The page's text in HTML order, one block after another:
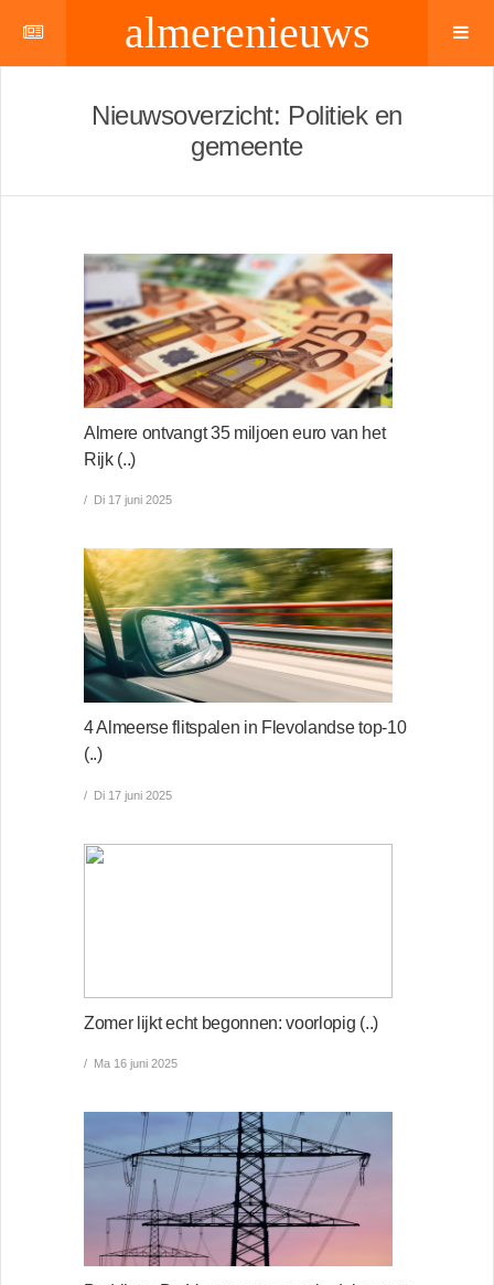
almerenieuws
Nieuwsoverzicht: Politiek en
gemeente
Almere ontvangt 35 miljoen euro van het
Rijk (..)
Di 17 juni 2025
4 Almeerse flitspalen in Flevolandse top-10
(..)
Di 17 juni 2025
Zomer lijkt echt begonnen: voorlopig (..)
Ma 16 juni 2025